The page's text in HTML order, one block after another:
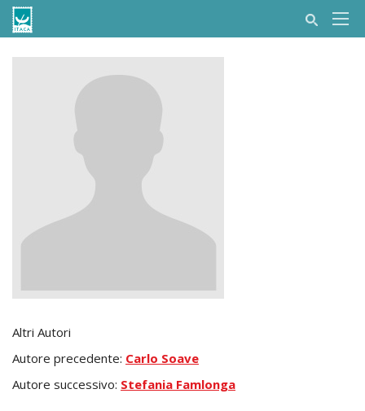
Altri Autori
Autore precedente: Carlo Soave
Autore successivo: Stefania Famlonga